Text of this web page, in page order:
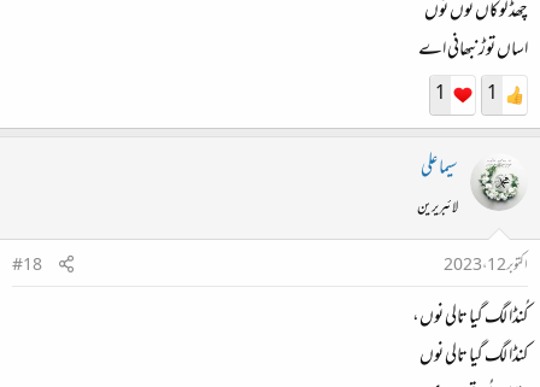
چھڈ لوکاں نوں توں
اساں توڑ نبھانی اے
1
1
سیما علی
لائبریرین
اکتوبر 12، 2023
#18
کُنڈا لگ گیا تالی نوں،
کنڈا لگ گیا تالی نوں